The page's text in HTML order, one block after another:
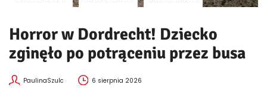
Horror w Dordrecht! Dziecko
zginęło po potrąceniu przez busa
PaulinaSzulc 6 sierpnia 2026